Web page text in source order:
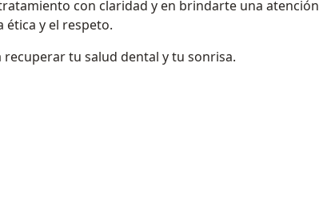
con claridad y en brindarte una atención
ética y el respeto.
tu salud dental y tu sonrisa.